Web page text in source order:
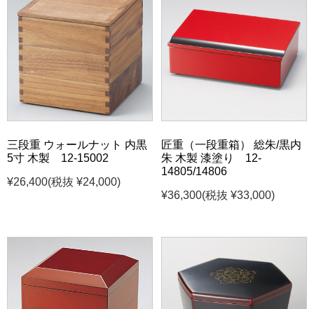
三段重 ウォールナット 内黒
5寸 木製 12-15002
¥26,400(税抜 ¥24,000)
匠重（一段重箱） 総朱/黒内
朱 木製 漆塗り 12-
14805/14806
¥36,300(税抜 ¥33,000)